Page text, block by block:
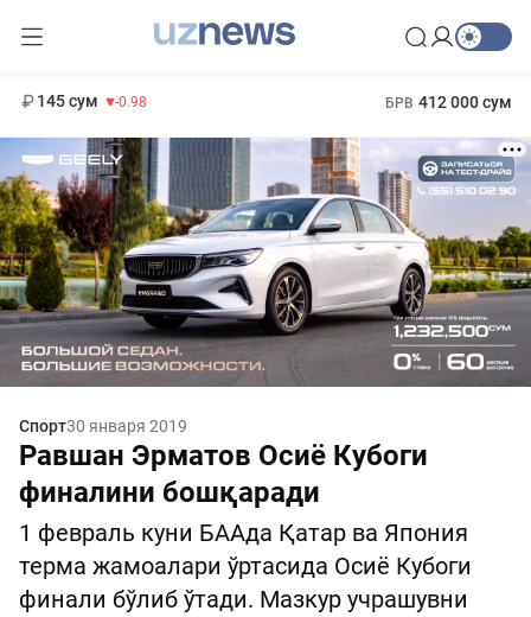
145 сум -0.98 БРВ 412 000 сум
Спорт30 января 2019
Равшан Эрматов Осиё Кубоги
финалини бошқаради
1 февраль куни БААда Қатар ва Япония
терма жамоалари ўртасида Осиё Кубоги
финали бўлиб ўтади. Мазкур учрашувни